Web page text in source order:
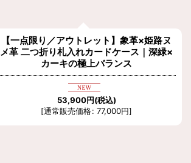
【一点限り／アウトレット】象革×姫路ヌ
メ革 二つ折り札入れカードケース｜深緑×
カーキの極上バランス
53,900円(税込)
[通常販売価格: 77,000円]